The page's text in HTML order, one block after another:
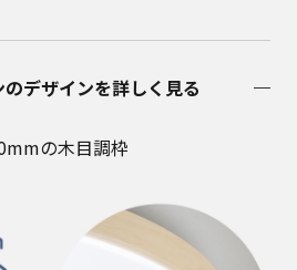
デザインを詳しく見る
の木目調枠